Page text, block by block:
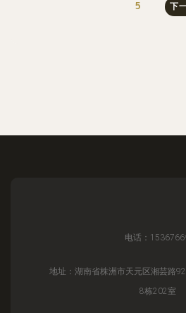
5 下
电话：
地址：湖南省株洲市天元区湘芸路
8栋202室